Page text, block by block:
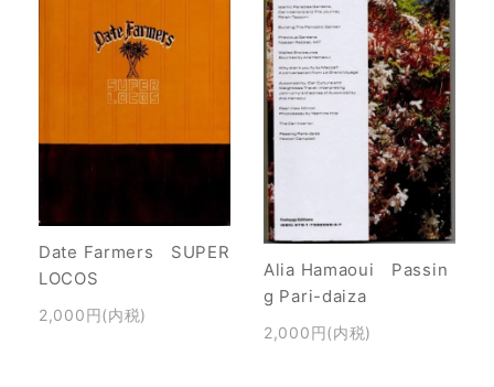
Date Farmers SUPER
LOCOS
2,000円(内税)
Alia Hamaoui Passin
g Pari-daiza
2,000円(内税)